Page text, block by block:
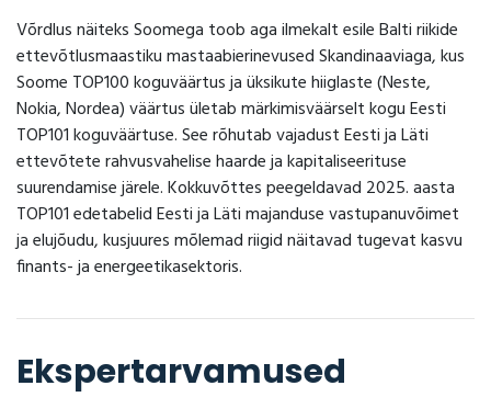
Võrdlus näiteks Soomega toob aga ilmekalt esile Balti riikide
ettevõtlusmaastiku mastaabierinevused Skandinaaviaga, kus
Soome TOP100 koguväärtus ja üksikute hiiglaste (Neste,
Nokia, Nordea) väärtus ületab märkimisväärselt kogu Eesti
TOP101 koguväärtuse. See rõhutab vajadust Eesti ja Läti
ettevõtete rahvusvahelise haarde ja kapitaliseerituse
suurendamise järele. Kokkuvõttes peegeldavad 2025. aasta
TOP101 edetabelid Eesti ja Läti majanduse vastupanuvõimet
ja elujõudu, kusjuures mõlemad riigid näitavad tugevat kasvu
finants- ja energeetikasektoris.
Ekspertarvamused